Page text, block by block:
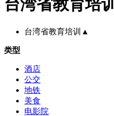
台湾省教育培训
台湾省教育培训 ▲
类型
酒店
公交
地铁
美食
电影院